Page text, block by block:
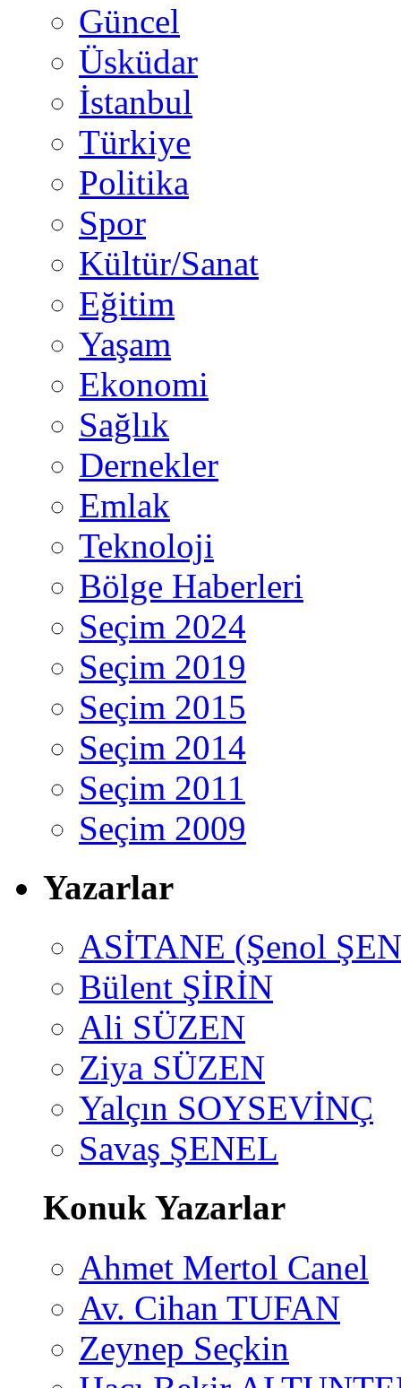
Güncel
Üsküdar
İstanbul
Türkiye
Politika
Spor
Kültür/Sanat
Eğitim
Yaşam
Ekonomi
Sağlık
Dernekler
Emlak
Teknoloji
Bölge Haberleri
Seçim 2024
Seçim 2019
Seçim 2015
Seçim 2014
Seçim 2011
Seçim 2009
Yazarlar
ASİTANE (Şenol
Bülent ŞİRİN
Ali SÜZEN
Ziya SÜZEN
Yalçın SOYSEVİNÇ
Savaş ŞENEL
Konuk Yazarlar
Ahmet Mertol Canel
Av. Cihan TUFAN
Zeynep Seçkin